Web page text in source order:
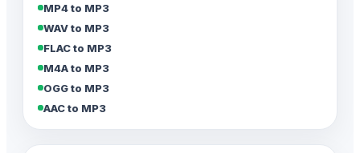
MP4 to MP3
WAV to MP3
FLAC to MP3
M4A to MP3
OGG to MP3
AAC to MP3